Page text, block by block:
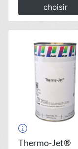
choisir
Thermo-Jet®